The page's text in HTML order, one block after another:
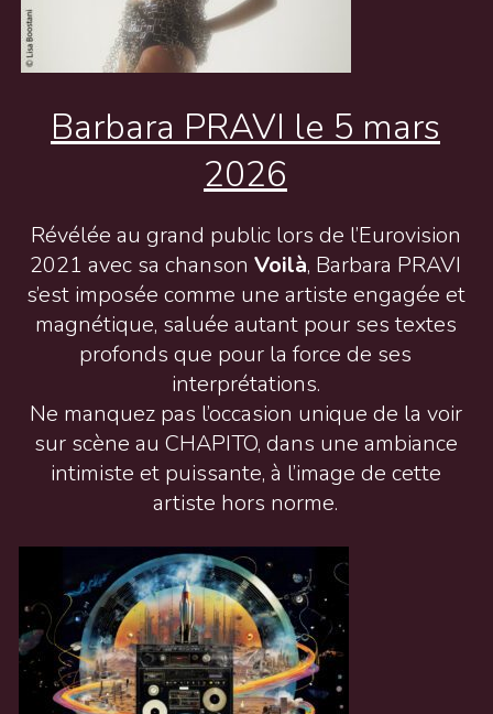
Barbara PRAVI le 5 mars
2026
Révélée au grand public lors de l’Eurovision
2021 avec sa chanson Voilà, Barbara PRAVI
s’est imposée comme une artiste engagée et
magnétique, saluée autant pour ses textes
profonds que pour la force de ses
interprétations.
Ne manquez pas l’occasion unique de la voir
sur scène au CHAPITO, dans une ambiance
intimiste et puissante, à l’image de cette
artiste hors norme.